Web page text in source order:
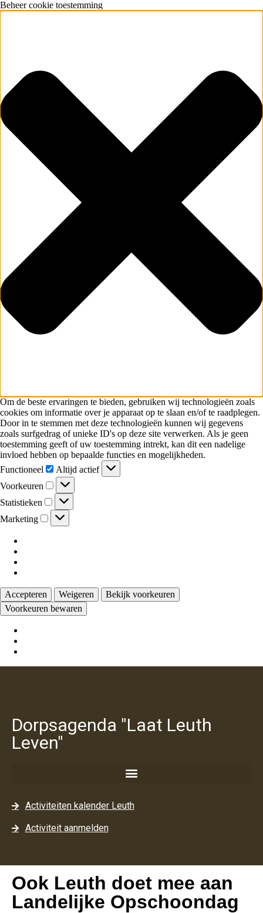
Beheer cookie toestemming
Om de beste ervaringen te bieden, gebruiken wij technologieën zoals
cookies om informatie over je apparaat op te slaan en/of te raadplegen.
Door in te stemmen met deze technologieën kunnen wij gegevens
zoals surfgedrag of unieke ID's op deze site verwerken. Als je geen
toestemming geeft of uw toestemming intrekt, kan dit een nadelige
invloed hebben op bepaalde functies en mogelijkheden.
Functioneel
Altijd actief
Voorkeuren
Statistieken
Marketing
Accepteren Weigeren
Bekijk voorkeuren
Voorkeuren bewaren
Dorpsagenda "Laat Leuth
Leven"
Activiteiten kalender Leuth
Activiteit aanmelden
Ook Leuth doet mee aan
Landelijke Opschoondag